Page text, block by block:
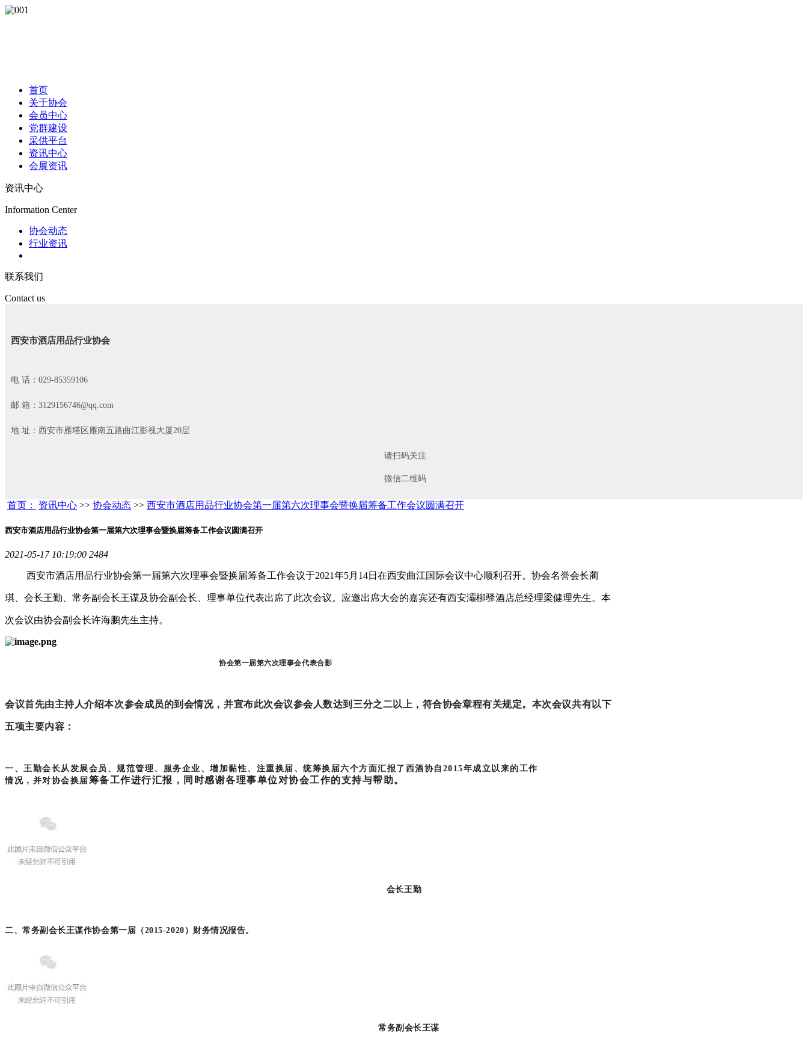
首页
关于协会
会员中心
党群建设
采供平台
资讯中心
会展资讯
资讯中心
Information Center
协会动态
行业资讯
联系我们
Contact us
西安市酒店用品行业协会
电 话：029-85359106
邮 箱：3129156746@qq.com
地 址：西安市雁塔区雁南五路曲江影视大厦20层
请扫码关注
微信二维码
首页： 资讯中心 >> 协会动态 >> 西安市酒店用品行业协会第一届第六次理事会暨换届筹备工作会议圆满召开
西安市酒店用品行业协会第一届第六次理事会暨换届筹备工作会议圆满召开
2021-05-17 10:19:00 2484
西安市酒店用品行业协会第一届第六次理事会暨换届筹备工作会议于2021年5月14日在西安曲江国际会议中心顺利召开。协会名誉会长蔺
琪、会长王勤、常务副会长王谋及协会副会长、理事单位代表出席了此次会议。应邀出席大会的嘉宾还有西安灞柳驿酒店总经理梁健理先生。本
次会议由协会副会长许海鹏先生主持。
协会第一届第六次理事会代表合影
会议首先由主持人介绍本次参会成员的到会情况，并宣布此次会议参会人数达到三分之二以上，符合协会章程有关规定。本次会议共有以下
五项主要内容：
一、王勤会长从发展会员、规范管理、服务企业、增加黏性、注重换届、统筹换届六个方面汇报了西酒协自2015年成立以来的工作
情况，并对协会换届筹备工作进行汇报，同时感谢各理事单位对协会工作的支持与帮助。
会长王勤
二、常务副会长王谋作协会第一届（2015-2020）财务情况报告。
常务副会长王谋